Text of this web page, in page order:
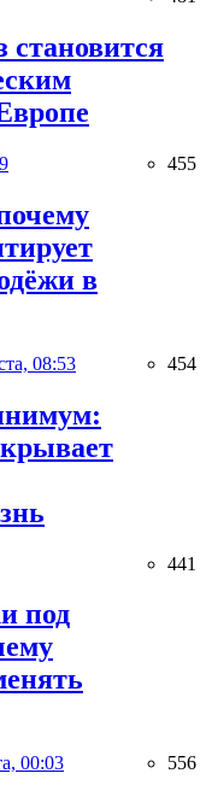
становится
455
в
08:53 454
441
под
00:03 556